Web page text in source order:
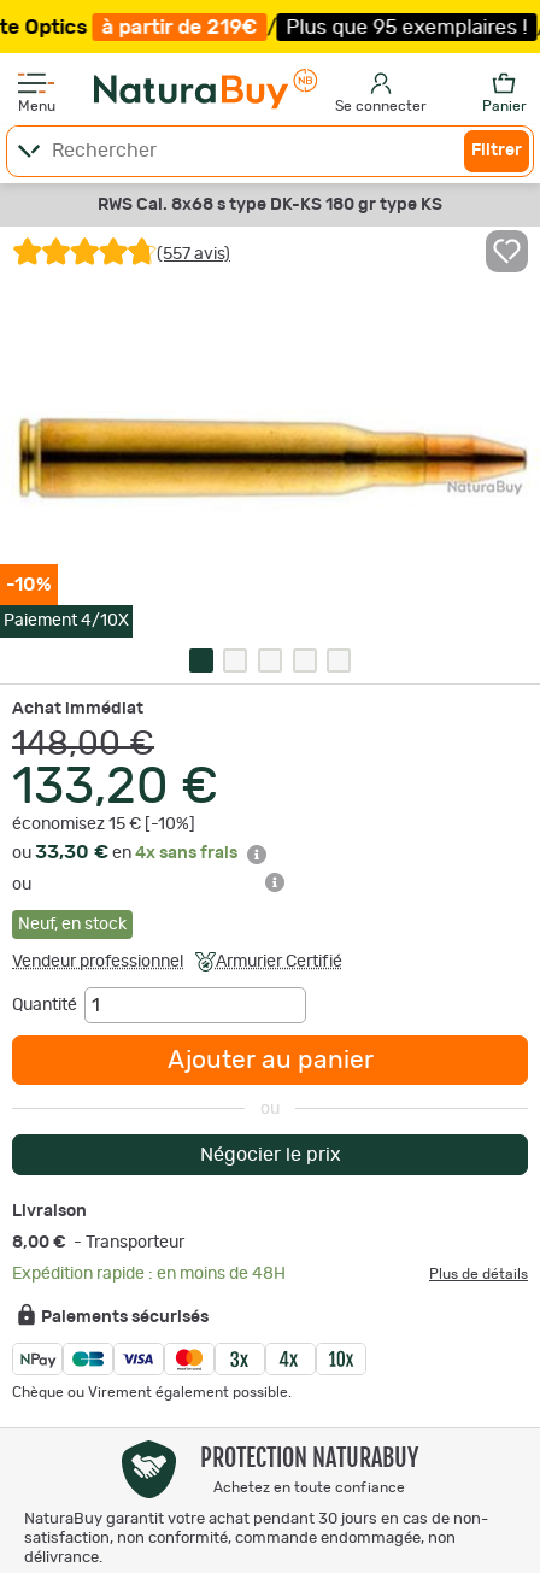
à partir de 219€ / Plus que 95 exemplaires ! /
Menu Se connecter Panier
Filtrer
RWS Cal. 8x68 s type DK-KS 180 gr type KS
(557 avis)
-10%
Paiement 4/10X
Achat immédiat
148,00 €
133,20 €
économisez 15 € [-10%]
ou 33,30 € en 4x sans frais
ou
Neuf, en stock
Vendeur professionnel Armurier Certifié
Quantité
Ajouter au panier
ou
Négocier le prix
Livraison
8,00 € - Transporteur
Expédition rapide : en moins de 48H
Plus de détails
Paiements sécurisés
Chèque ou Virement également possible.
PROTECTION NATURABUY
Achetez en toute confiance
NaturaBuy garantit votre achat pendant 30 jours en cas de non-
satisfaction, non conformité, commande endommagée, non
délivrance.